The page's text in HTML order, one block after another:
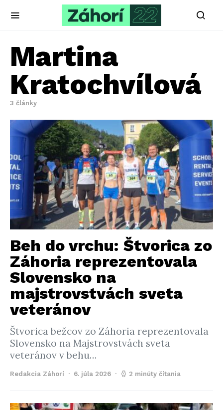
Martina
Kratochvílová
3 články
Beh do vrchu: Štvorica zo
Záhoria reprezentovala
Slovensko na
majstrovstvách sveta
veteránov
Štvorica bežcov zo Záhoria reprezentovala
Slovensko na Majstrovstvách sveta
veteránov v behu…
Redakcia Záhorí 6. júla 2026 2 minúty čítania